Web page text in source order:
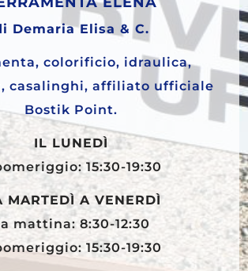
Demaria Elisa & C.
colorificio, idraulica,
casalinghi, affiliato ufficiale
Bostik Point.
IL LUNEDÌ
15:30-19:30
MARTEDÌ A VENERDÌ
mattina: 8:30-12:30
15:30-19:30